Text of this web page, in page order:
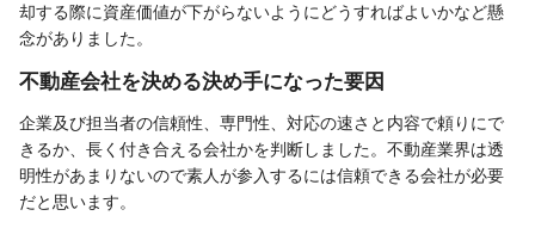
却する際に資産価値が下がらないようにどうすればよいかなど懸
念がありました。
不動産会社を決める決め手になった要因
企業及び担当者の信頼性、専門性、対応の速さと内容で頼りにで
きるか、長く付き合える会社かを判断しました。不動産業界は透
明性があまりないので素人が参入するには信頼できる会社が必要
だと思います。